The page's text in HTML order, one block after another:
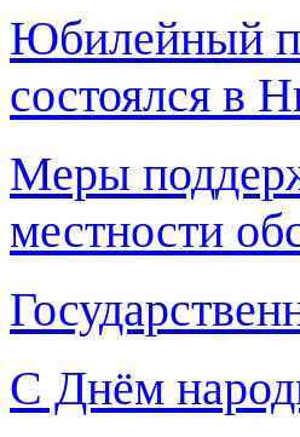
Юбилейный
состоялся в
Меры
местности
С Днём